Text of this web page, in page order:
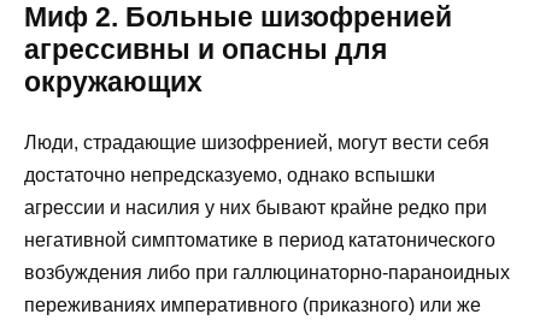
Миф 2. Больные шизофренией
агрессивны и опасны для
окружающих
Люди, страдающие шизофренией, могут вести себя
достаточно непредсказуемо, однако вспышки
агрессии и насилия у них бывают крайне редко при
негативной симптоматике в период кататонического
возбуждения либо при галлюцинаторно-параноидных
переживаниях императивного (приказного) или же